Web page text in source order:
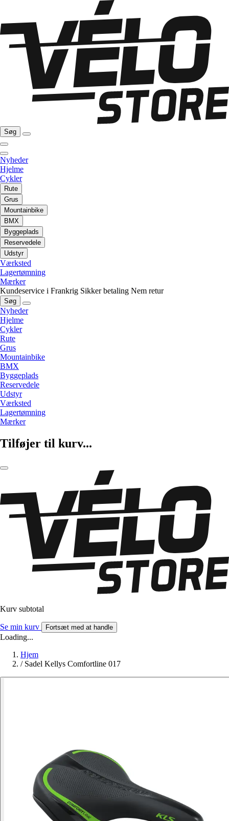
Søg
Nyheder
Hjelme
Cykler
Rute
Grus
Mountainbike
BMX
Byggeplads
Reservedele
Udstyr
Værksted
Lagertømning
Mærker
Kundeservice i Frankrig Sikker betaling Nem retur
Søg
Nyheder
Hjelme
Cykler
Rute
Grus
Mountainbike
BMX
Byggeplads
Reservedele
Udstyr
Værksted
Lagertømning
Mærker
Tilføjer til kurv...
Kurv subtotal
Se min kurv Fortsæt med at handle
Loading...
Hjem
/ Sadel Kellys Comfortline 017